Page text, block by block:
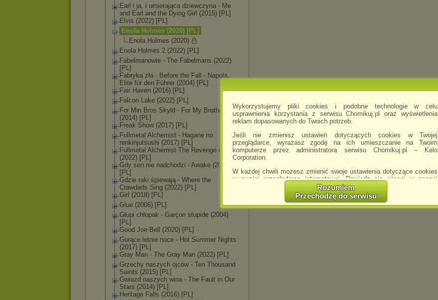
Wykorzystujemy pliki cookies i podobne technologie w celu
usprawnienia korzystania z serwisu Chomikuj.pl oraz wyświetlenia
reklam dopasowanych do Twoich potrzeb.
Jeśli nie zmienisz ustawień dotyczących cookies w Twojej
przeglądarce, wyrażasz zgodę na ich umieszczanie na Twoim
komputerze przez administratora serwisu Chomikuj.pl – Kelo
Corporation.
W każdej chwili możesz zmienić swoje ustawienia dotyczące cookies
w swojej przeglądarce internetowej. Dowiedz się więcej w naszej
http://chomikuj.pl/PolitykaPrywatnosci.aspx
Jednocześnie informujemy że zmiana ustawień przeglądarki może
spowodować ograniczenie korzystania ze strony Chomikuj.pl.
Wykorzystanie plików cookies
będzie dopasowana do Twoich preferencji, a będzie to reklama
Rozumiem
Przechodzę do serwisu
Earl i ja, i umierająca dziewczyna - Me
and Earl and the Dying Girl (2015) [PL]
Elvis (2022) [PL]
Enola Holmes (2020) [PL]
Enola Holmes (2020)
Enola Holmes 2 (2022) [PL]
Fabelmanowie - The Fabelmans (2022)
[PL]
Fabryka zła - Before the Fall - Napola.
Elite für den Führer (2004) [PL]
Fair Haven (2016) [PL]
Falcon Lake (2022) [PL]
For Min Bros Skyld - For My Brother
(2014) [PL]
Freak Show (2017) [PL]
Fullmetal Alchemist - Hagane no
renkinjutsushi (2017) [PL]
Fullmetal Alchemist The Revenge of Scar
(2022) [PL]
Gdy sen nie nadchodzi - Awake (2021)
[PL]
Gdzie raki śpiewają - Where the
Crawdads Sing (2022) [PL]
Girl (2018) [PL]
Glue (2006) [PL]
Głupi chłopak - Garçon stupide (2004)
[PL]
Good Joe Bell (2020) [PL]
Gorące letnie noce - Hot Summer Nights
(2017) [PL]
Gray Man - The Gray Man (2022) [PL]
Grzechy naszych ojców - Ten Thousand
Saints (2015) [PL]
Gwiazd naszych wina - The Fault in Our
Stars (2014) [PL]
Heritage Falls (2016) [PL]